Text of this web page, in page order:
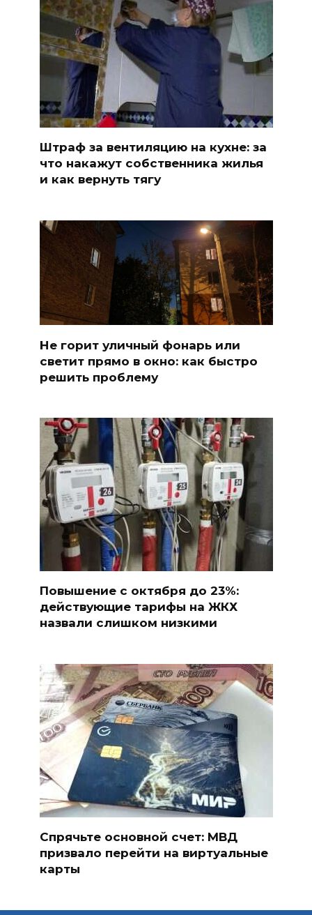
Штраф за вентиляцию на кухне: за
что накажут собственника жилья
и как вернуть тягу
Не горит уличный фонарь или
светит прямо в окно: как быстро
решить проблему
Повышение с октября до 23%:
действующие тарифы на ЖКХ
назвали слишком низкими
Спрячьте основной счет: МВД
призвало перейти на виртуальные
карты